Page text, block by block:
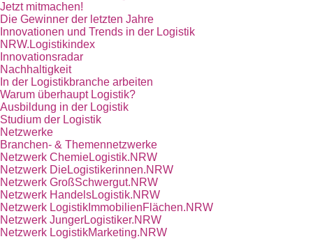
Jetzt mitmachen!
Die Gewinner der letzten Jahre
Innovationen und Trends in der Logistik
NRW.Logistikindex
Innovationsradar
Nachhaltigkeit
In der Logistikbranche arbeiten
Warum überhaupt Logistik?
Ausbildung in der Logistik
Studium der Logistik
Netzwerke
Branchen- & Themennetzwerke
Netzwerk ChemieLogistik.NRW
Netzwerk DieLogistikerinnen.NRW
Netzwerk GroßSchwergut.NRW
Netzwerk HandelsLogistik.NRW
Netzwerk LogistikImmobilienFlächen.NRW
Netzwerk JungerLogistiker.NRW
Netzwerk LogistikMarketing.NRW